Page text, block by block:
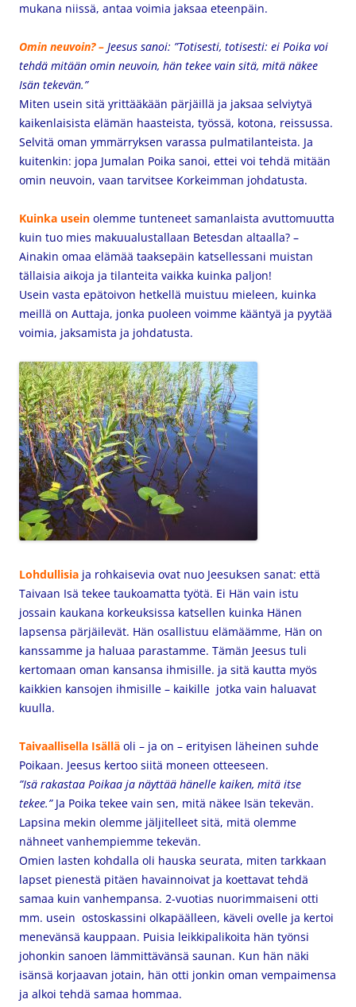
mukana niissä, antaa voimia jaksaa eteenpäin.
Omin neuvoin? – Jeesus sanoi: ”Totisesti, totisesti: ei Poika voi
tehdä mitään omin neuvoin, hän tekee vain sitä, mitä näkee
Isän tekevän.”
Miten usein sitä yrittääkään pärjäillä ja jaksaa selviytyä
kaikenlaisista elämän haasteista, työssä, kotona, reissussa.
Selvitä oman ymmärryksen varassa pulmatilanteista. Ja
kuitenkin: jopa Jumalan Poika sanoi, ettei voi tehdä mitään
omin neuvoin, vaan tarvitsee Korkeimman johdatusta.
Kuinka usein olemme tunteneet samanlaista avuttomuutta
kuin tuo mies makuualustallaan Betesdan altaalla? –
Ainakin omaa elämää taaksepäin katsellessani muistan
tällaisia aikoja ja tilanteita vaikka kuinka paljon!
Usein vasta epätoivon hetkellä muistuu mieleen, kuinka
meillä on Auttaja, jonka puoleen voimme kääntyä ja pyytää
voimia, jaksamista ja johdatusta.
Lohdullisia ja rohkaisevia ovat nuo Jeesuksen sanat: että
Taivaan Isä tekee taukoamatta työtä. Ei Hän vain istu
jossain kaukana korkeuksissa katsellen kuinka Hänen
lapsensa pärjäilevät. Hän osallistuu elämäämme, Hän on
kanssamme ja haluaa parastamme. Tämän Jeesus tuli
kertomaan oman kansansa ihmisille. ja sitä kautta myös
kaikkien kansojen ihmisille – kaikille jotka vain haluavat
kuulla.
Taivaallisella Isällä oli – ja on – erityisen läheinen suhde
Poikaan. Jeesus kertoo siitä moneen otteeseen.
”Isä rakastaa Poikaa ja näyttää hänelle kaiken, mitä itse
tekee.”Ja Poika tekee vain sen, mitä näkee Isän tekevän.
Lapsina mekin olemme jäljitelleet sitä, mitä olemme
nähneet vanhempiemme tekevän.
Omien lasten kohdalla oli hauska seurata, miten tarkkaan
lapset pienestä pitäen havainnoivat ja koettavat tehdä
samaa kuin vanhempansa. 2-vuotias nuorimmaiseni otti
mm. usein ostoskassini olkapäälleen, käveli ovelle ja kertoi
menevänsä kauppaan. Puisia leikkipalikoita hän työnsi
johonkin sanoen lämmittävänsä saunan. Kun hän näki
isänsä korjaavan jotain, hän otti jonkin oman vempaimensa
ja alkoi tehdä samaa hommaa.